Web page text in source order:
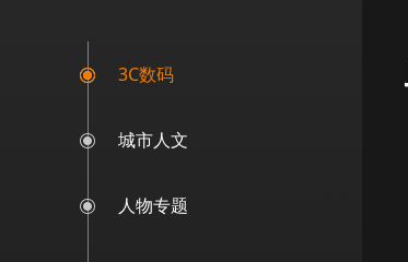
3C数码
城市人文
人物专题